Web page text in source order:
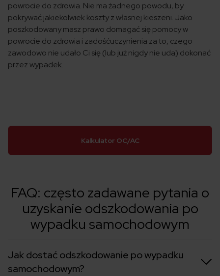
powrocie do zdrowia. Nie ma żadnego powodu, by
pokrywać jakiekolwiek koszty z własnej kieszeni. Jako
poszkodowany masz prawo domagać się pomocy w
powrocie do zdrowia i zadośćuczynienia za to, czego
zawodowo nie udało Ci się (lub już nigdy nie uda) dokonać
przez wypadek.
Kalkulator OC/AC
FAQ: często zadawane pytania o
uzyskanie odszkodowania po
wypadku samochodowym
Jak dostać odszkodowanie po wypadku
samochodowym?